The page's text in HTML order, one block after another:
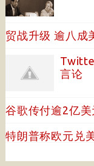
贸战升级 逾八成
言论
谷歌传付逾2亿
特朗普称欧元兑